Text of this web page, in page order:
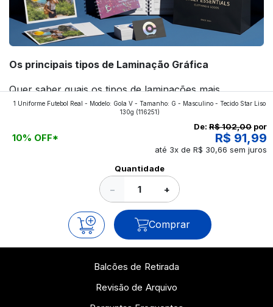
Os principais tipos de Laminação Gráfica
Quer saber quais os tipos de laminações mais
aplicados nos impressos da gráfica FuturaIM? Então,
continue a leitura que vamos revelar para você!
1 Uniforme Futebol Real - Modelo: Gola V - Tamanho: G - Masculino - Tecido Star Liso
130g (116251)
10% OFF*
De: R$ 102,00 por
R$ 91,99
até 3x de R$ 30,66 sem juros
Quantidade
− +
Comprar
Balcões de Retirada
Revisão de Arquivo